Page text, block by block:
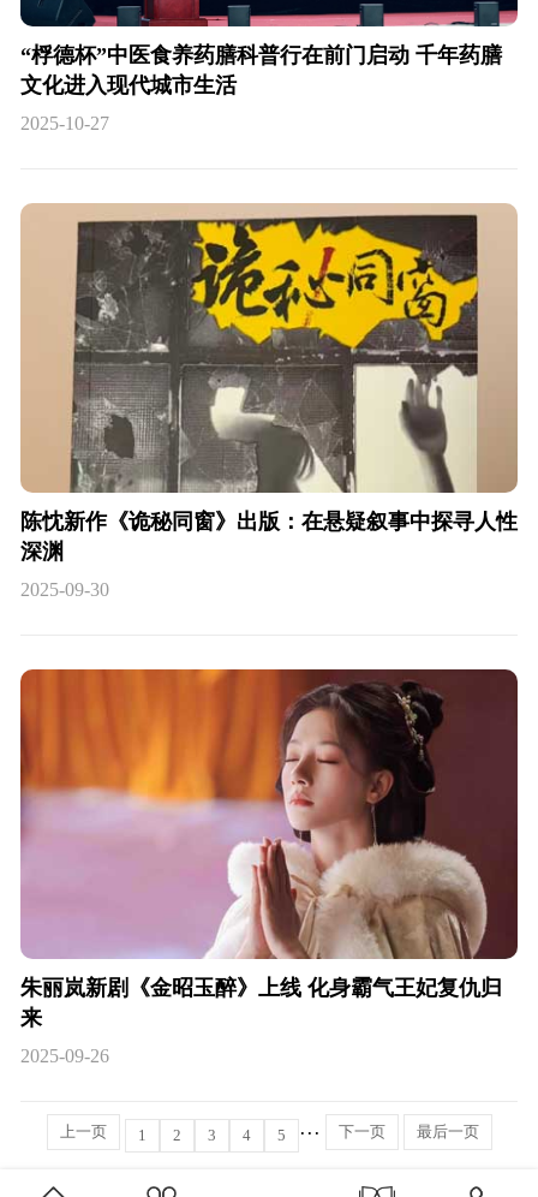
“桴德杯”中医食养药膳科普行在前门启动 千年药膳
文化进入现代城市生活
2025-10-27
陈忱新作《诡秘同窗》出版：在悬疑叙事中探寻人性
深渊
2025-09-30
朱丽岚新剧《金昭玉醉》上线 化身霸气王妃复仇归
来
2025-09-26
上一页 1 2 3 4 5 ··· 下一页 最后一页